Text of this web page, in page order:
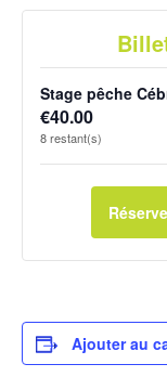
Stage pêche
€40.00
8restant(s)
Ajouter au